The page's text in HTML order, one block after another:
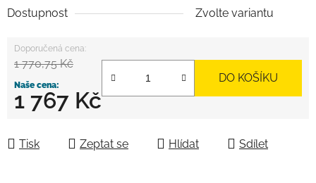
Dostupnost Zvolte variantu
1 770,75 Kč
1 767 Kč
DO KOŠÍKU
Tisk Zeptat se Hlídat Sdílet